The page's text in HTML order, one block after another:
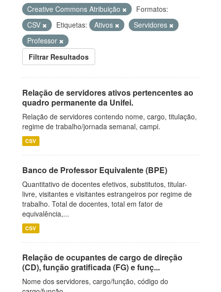
Creative Commons Atribuição
Formatos:
CSV
Etiquetas: Ativos
Servidores
Professor
Filtrar Resultados
Relação de servidores ativos pertencentes ao
quadro permanente da Unifei.
Relação de servidores contendo nome, cargo, titulação,
regime de trabalho/jornada semanal, campi.
CSV
Banco de Professor Equivalente (BPE)
Quantitativo de docentes efetivos, substitutos, titular-
livre, visitantes e visitantes estrangeiros por regime de
trabalho. Total de docentes, total em fator de
equivalência,...
CSV
Relação de ocupantes de cargo de direção
(CD), função gratificada (FG) e funç...
Nome dos servidores, cargo/função, código do